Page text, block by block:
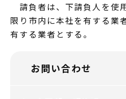
請負者は、下請負人を使
限り市内に本社を有する業
有する業者とする。
お問い合わせ